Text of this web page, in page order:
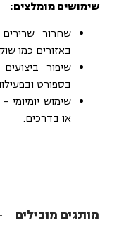
שימושים מומלצים:
שחרור
באזורים כמו
שיפור
בספורט
שימוש
או בדרכים.
מותגים מובילים